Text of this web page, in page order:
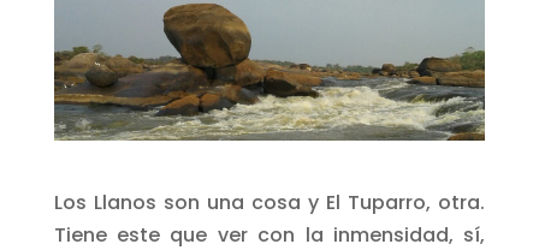
Los Llanos son una cosa y El Tuparro, otra.
Tiene este que ver con la inmensidad, sí,